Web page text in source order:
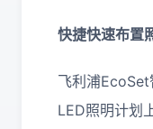
快捷快速布置
飞利浦
LED照明计划